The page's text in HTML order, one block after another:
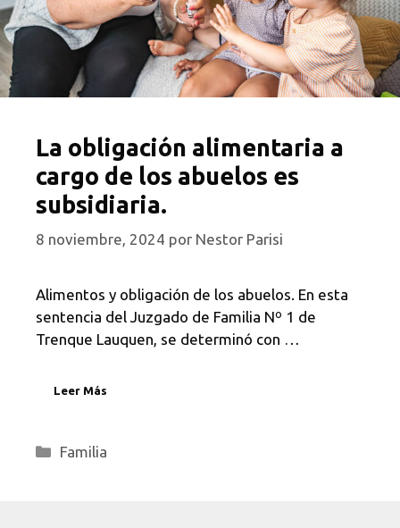
La obligación alimentaria a
cargo de los abuelos es
subsidiaria.
8 noviembre, 2024 por Nestor Parisi
Alimentos y obligación de los abuelos. En esta
sentencia del Juzgado de Familia Nº 1 de
Trenque Lauquen, se determinó con …
Leer Más
Categorías
Familia